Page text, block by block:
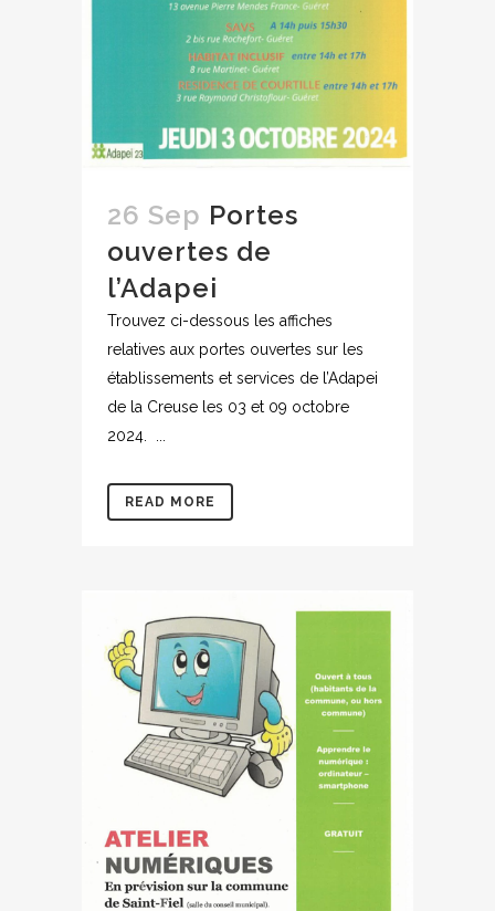
26 Sep Portes
ouvertes de
l’Adapei
Trouvez ci-dessous les affiches
relatives aux portes ouvertes sur les
établissements et services de l’Adapei
de la Creuse les 03 et 09 octobre
2024. ...
READ MORE